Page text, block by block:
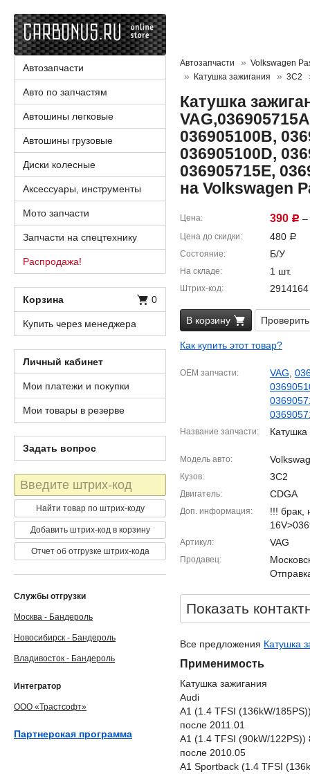
Автозапчасти
Volkswagen
Катушка зажигания
3C2
Катушка
036905100B,
036905100D,
036905715E,
на Volkswagen
Цена 390 Р –
Цена до скидки 480 Р
Состояние Б/У
На складе 1 шт.
Штрих-код 2914164
В корзину
Как купить этот товар?
OEM запчасти VAG
Название запчасти Катушка
Модель авто
Кузов 3C2
Двигатель CDGA
Доп. информация
!!! брак,
Артикул VAG
Продавец
Показать
Все предложения Катушка
Применимость
Катушка зажигания
Audi
A1 (1.4 TFSI (136kW/
после 2011.01
A1 (1.4 TFSI (90kW/122PS))
после 2010.05
A1 Sportback (1.4 TFSI
Автозапчасти
Авто по запчастям
Автошины легковые
Автошины грузовые
Диски колесные
Аксессуары, инструменты
Мото запчасти
Запчасти на спецтехнику
Распродажа!
Корзина 0
Купить через менеджера
Личный кабинет
Мои платежи и покупки
Мои товары в резерве
Задать вопрос
Штрих-
код
Найти товар по штрих-коду
Добавить штрих-код в корзину
Отчет об отгрузке штрих-кода
Службы отгрузки
Москва - Бандероль
Новосибирск - Бандероль
Владивосток - Бандероль
Интегратор
ООО «Трастсофт»
Партнерская программа